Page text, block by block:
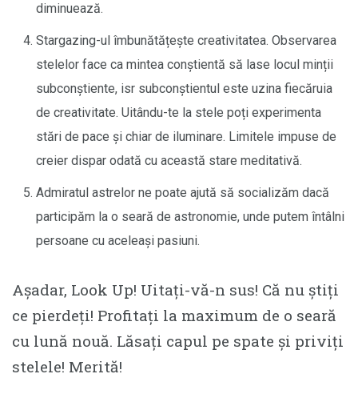
diminuează.
Stargazing-ul îmbunătățește creativitatea. Observarea
stelelor face ca mintea conștientă să lase locul minții
subconștiente, isr subconștientul este uzina fiecăruia
de creativitate. Uitându-te la stele poți experimenta
stări de pace și chiar de iluminare. Limitele impuse de
creier dispar odată cu această stare meditativă.
Admiratul astrelor ne poate ajută să socializăm dacă
participăm la o seară de astronomie, unde putem întâlni
persoane cu aceleași pasiuni.
Așadar, Look Up! Uitați-vă-n sus! Că nu știți
ce pierdeți! Profitați la maximum de o seară
cu lună nouă. Lăsați capul pe spate și priviți
stelele! Merită!